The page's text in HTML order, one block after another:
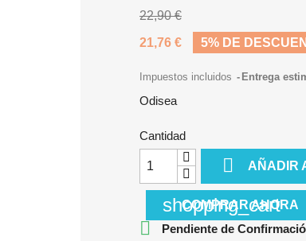
22,90 €
21,76 €
5% DE
Impuestos incluidos Entrega
Odisea
Cantidad
 AÑADIR
shopping_cart
COMPRAR AHORA
 Pendiente de